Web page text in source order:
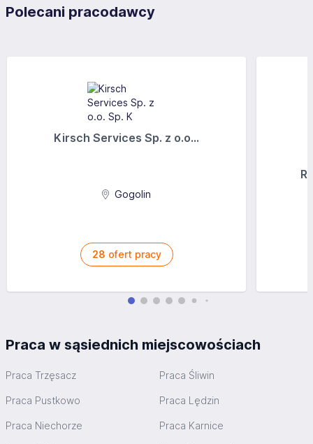
wszystkich szczebli, stałego i czasowego zatrudnienia
Polecani pracodawcy
Kirsch Services Sp. z o.o...
Gogolin
28 ofert pracy
Praca w sąsiednich miejscowościach
Praca Trzęsacz Praca Śliwin
Praca Pustkowo Praca Lędzin
Praca Niechorze Praca Karnice